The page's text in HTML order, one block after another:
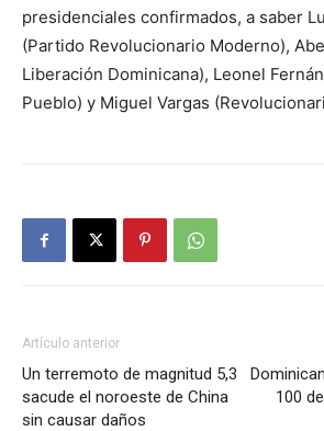
presidenciales confirmados, a saber
(Partido Revolucionario Moderno),
Liberación Dominicana), Leonel
Pueblo) y Miguel Vargas
Artículo anterior
Un terremoto de magnitud 5,3
sacude el noroeste de China
sin causar daños
100